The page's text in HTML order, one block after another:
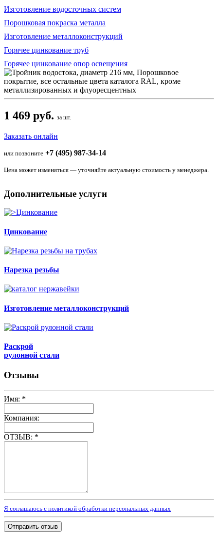
Изготовление водосточных систем
Порошковая покраска металла
Изготовление металлоконструкций
Горячее цинкование труб
Горячее цинкование опор освещения
1 469 руб. за шт.
Заказать онлайн
или позвоните +7 (495) 987-34-14
Цена может изменяться — уточняйте актуальную стоимость у менеджера.
Дополнительные услуги
Цинкование
Нарезка резьбы
Изготовление металлоконструкций
Раскрой
рулонной стали
Отзывы
Имя: *
Компания:
ОТЗЫВ: *
Я соглашаюсь с политикой обработки персональных данных
Отправить отзыв